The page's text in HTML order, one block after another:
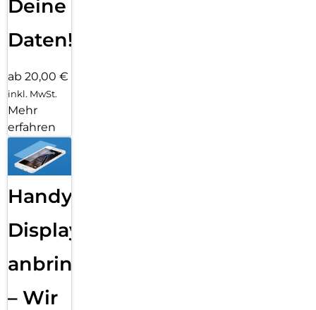
Deine
Daten!
ab 20,00 €
inkl. MwSt.
Mehr
erfahren
Handy
Displayfolie
anbringen
– Wir